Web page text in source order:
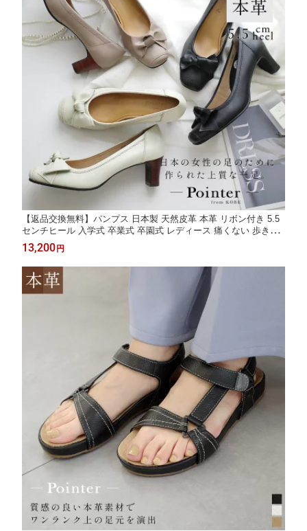
【返品交換無料】パンプス 日本製 天然皮革 本革 リボン付き 5.5
センチヒール 入学式 卒業式 卒園式 レディース 痛くない 歩きや
すい ブラック ホワイト ブラウン 22.0 24.5 3E 低反発 美脚 フォ
ーマル 小さいサイズ Pointer ポインター
13,200円